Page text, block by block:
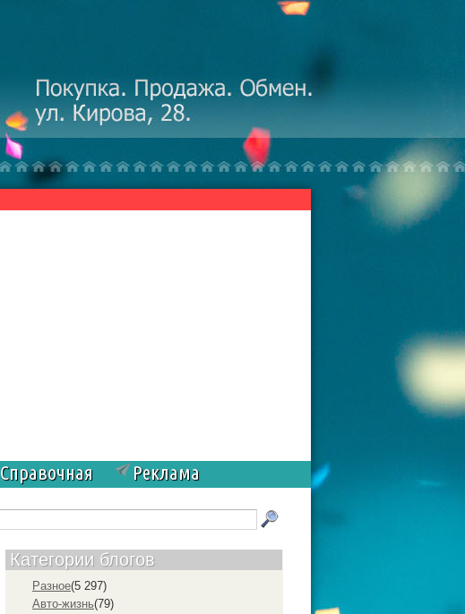
Справочная
Реклама
Категории блогов
Разное(5 297)
Авто-жизнь(79)